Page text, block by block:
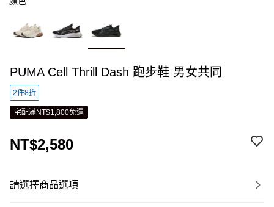
PUMA Cell Thrill Dash 跑步鞋 男女共同
2件8折
宅配滿NT$1,800免運
NT$2,580
請選擇商品選項